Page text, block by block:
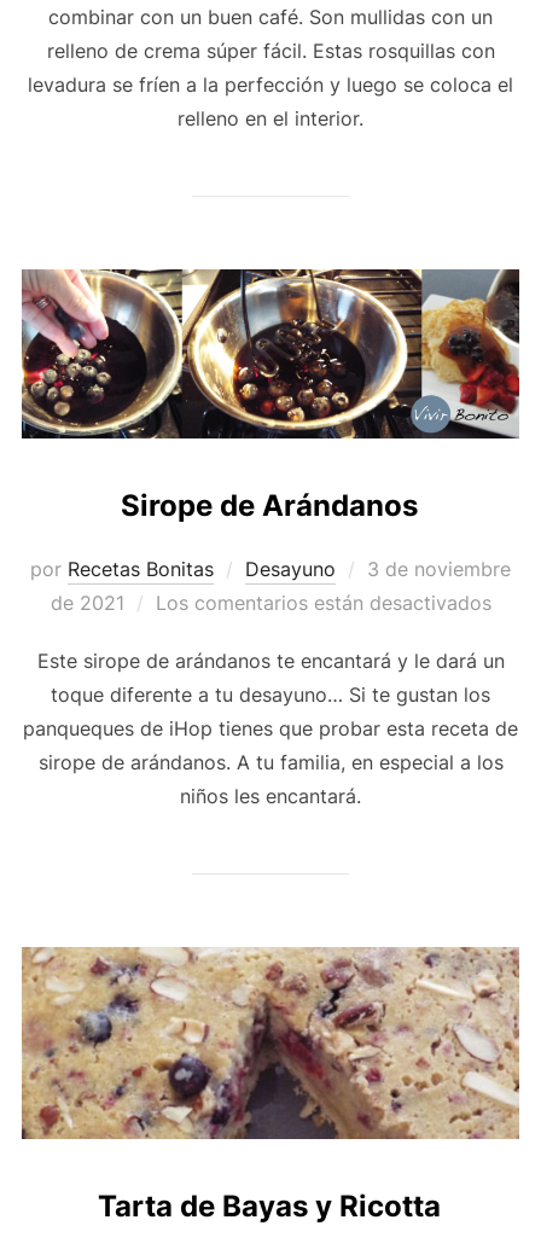
combinar con un buen café. Son mullidas con un
relleno de crema súper fácil. Estas rosquillas con
levadura se fríen a la perfección y luego se coloca el
relleno en el interior.
Sirope de Arándanos
por Recetas Bonitas Desayuno
Publicado
el
3 de noviembre
de 2021
Los comentarios están desactivados
Este sirope de arándanos te encantará y le dará un
toque diferente a tu desayuno… Si te gustan los
panqueques de iHop tienes que probar esta receta de
sirope de arándanos. A tu familia, en especial a los
niños les encantará.
Tarta de Bayas y Ricotta